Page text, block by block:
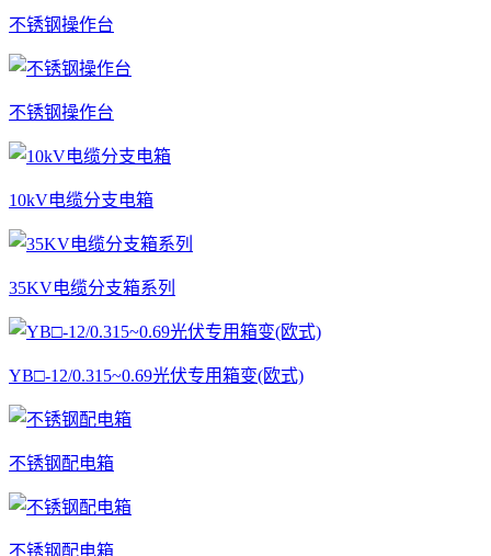
不锈钢操作台
不锈钢操作台
10kV电缆分支电箱
35KV电缆分支箱系列
YB□-12/0.315~0.69光伏专用箱变(欧式)
不锈钢配电箱
不锈钢配电箱